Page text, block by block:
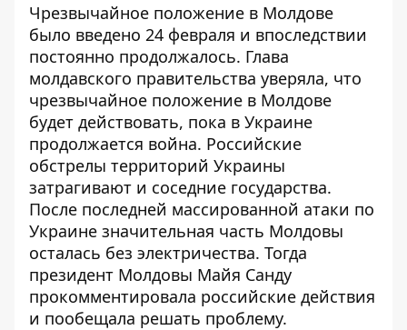
Чрезвычайное положение в Молдове
было введено 24 февраля и впоследствии
постоянно продолжалось. Глава
молдавского правительства уверяла, что
чрезвычайное положение в Молдове
будет действовать, пока в Украине
продолжается война. Российские
обстрелы территорий Украины
затрагивают и соседние государства.
После последней массированной атаки по
Украине значительная часть Молдовы
осталась без электричества. Тогда
президент Молдовы Майя Санду
прокомментировала российские действия
и пообещала решать проблему.